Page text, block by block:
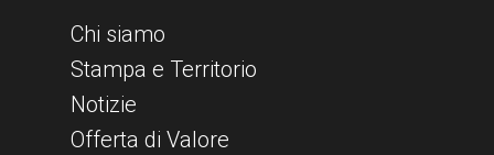
Chi siamo
Stampa e Territorio
Notizie
Offerta di Valore